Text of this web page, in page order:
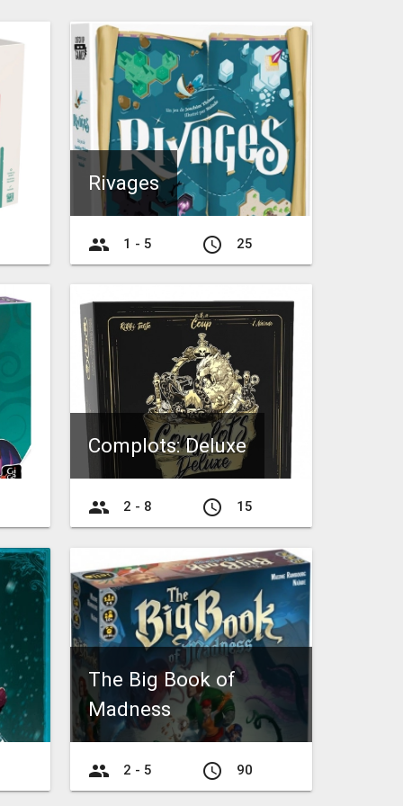
Rivages
group 1 - 5 access_time 25
Complots: Deluxe
group 2 - 8 access_time 15
The Big Book of
Madness
group 2 - 5 access_time 90